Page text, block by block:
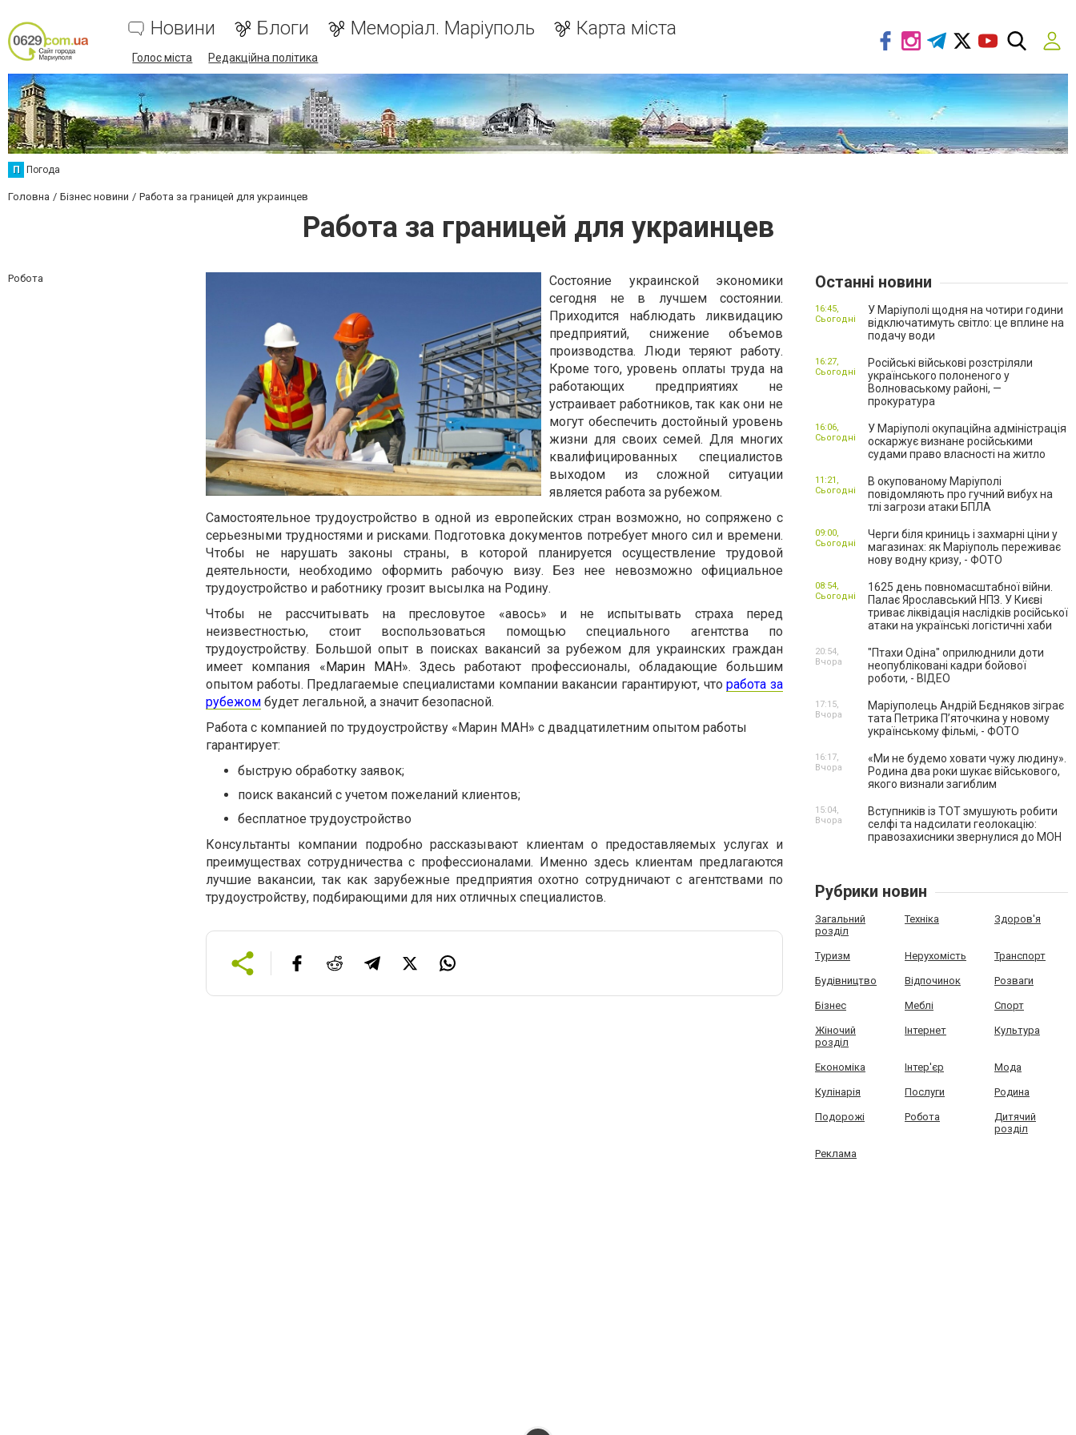
Новини Блоги Меморіал. Маріуполь Карта міста
Голос міста Редакційна політика
П Погода
Головна Бізнес новини Работа за границей для украинцев
Работа за границей для украинцев
Робота
Состояние украинской экономики
сегодня не в лучшем состоянии.
Приходится наблюдать ликвидацию
предприятий, снижение объемов
производства. Люди теряют работу.
Кроме того, уровень оплаты труда на
работающих предприятиях не
устраивает работников, так как они не
могут обеспечить достойный уровень
жизни для своих семей. Для многих
квалифицированных специалистов
выходом из сложной ситуации
является работа за рубежом.
Самостоятельное трудоустройство в одной из европейских стран возможно, но сопряжено с
серьезными трудностями и рисками. Подготовка документов потребует много сил и времени.
Чтобы не нарушать законы страны, в которой планируется осуществление трудовой
деятельности, необходимо оформить рабочую визу. Без нее невозможно официальное
трудоустройство и работнику грозит высылка на Родину.
Чтобы не рассчитывать на пресловутое «авось» и не испытывать страха перед
неизвестностью, стоит воспользоваться помощью специального агентства по
трудоустройству. Большой опыт в поисках вакансий за рубежом для украинских граждан
имеет компания «Марин МАН». Здесь работают профессионалы, обладающие большим
опытом работы. Предлагаемые специалистами компании вакансии гарантируют, чторабота за
рубежом будет легальной, а значит безопасной.
Работа с компанией по трудоустройству «Марин МАН» с двадцатилетним опытом работы
гарантирует:
быструю обработку заявок;
поиск вакансий с учетом пожеланий клиентов;
бесплатное трудоустройство
Консультанты компании подробно рассказывают клиентам о предоставляемых услугах и
преимуществах сотрудничества с профессионалами. Именно здесь клиентам предлагаются
лучшие вакансии, так как зарубежные предприятия охотно сотрудничают с агентствами по
трудоустройству, подбирающими для них отличных специалистов.
Останні новини
У Маріуполі щодня на чотири години
відключатимуть світло: це вплине на
подачу води
16:45,
Сьогодні
Російські військові розстріляли
українського полоненого у
Волноваському районі, —
прокуратура
16:27,
Сьогодні
У Маріуполі окупаційна адміністрація
оскаржує визнане російськими
судами право власності на житло
16:06,
Сьогодні
В окупованому Маріуполі
повідомляють про гучний вибух на
тлі загрози атаки БПЛА
11:21,
Сьогодні
Черги біля криниць і захмарні ціни у
магазинах: як Маріуполь переживає
нову водну кризу, - ФОТО
09:00,
Сьогодні
1625 день повномасштабної війни.
Палає Ярославський НПЗ. У Києві
триває ліквідація наслідків російської
атаки на українські логістичні хаби
08:54,
Сьогодні
"Птахи Одіна" оприлюднили доти
неопубліковані кадри бойової
роботи, - ВІДЕО
20:54,
Вчора
Маріуполець Андрій Бєдняков зіграє
тата Петрика П’яточкина у новому
українському фільмі, - ФОТО
17:15,
Вчора
«Ми не будемо ховати чужу людину».
Родина два роки шукає військового,
якого визнали загиблим
16:17,
Вчора
Вступників із ТОТ змушують робити
селфі та надсилати геолокацію:
правозахисники звернулися до МОН
15:04,
Вчора
Рубрики новин
Загальний
розділ
Техніка Здоров'я
Туризм Нерухомість Транспорт
Будівництво Відпочинок Розваги
Бізнес Меблі Спорт
Жіночий
розділ
Інтернет Культура
Економіка Інтер'єр Мода
Кулінарія Послуги Родина
Подорожі Робота
Дитячий
розділ
Реклама